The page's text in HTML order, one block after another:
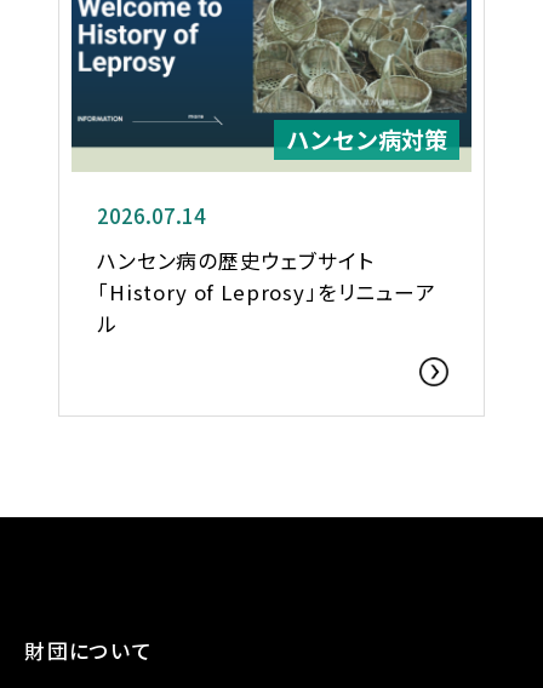
ハンセン病対策
2026.07.14
ハンセン病の歴史ウェブサイト
「History of Leprosy」をリニューア
ル
財団について